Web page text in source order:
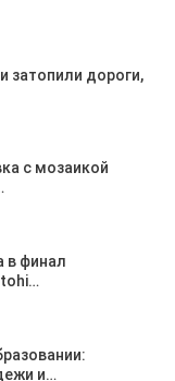
затопили дороги,
с мозаикой
финал
и…